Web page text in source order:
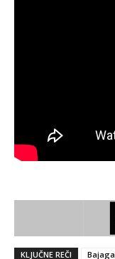
KLJUČNE REČI Bajaga